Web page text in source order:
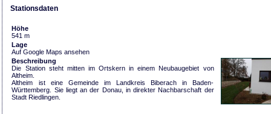
Stationsdaten
Höhe
541 m
Lage
Auf Google Maps ansehen
Beschreibung
Die Station steht mitten im Ortskern in einem Neubaugebiet von
Altheim.
Altheim ist eine Gemeinde im Landkreis Biberach in Baden-
Württemberg. Sie liegt an der Donau, in direkter Nachbarschaft der
Stadt Riedlingen.